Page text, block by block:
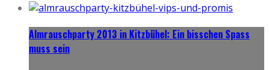
Almrauschparty 2013 in Kitzbühel: Ein bisschen Spass
muss sein